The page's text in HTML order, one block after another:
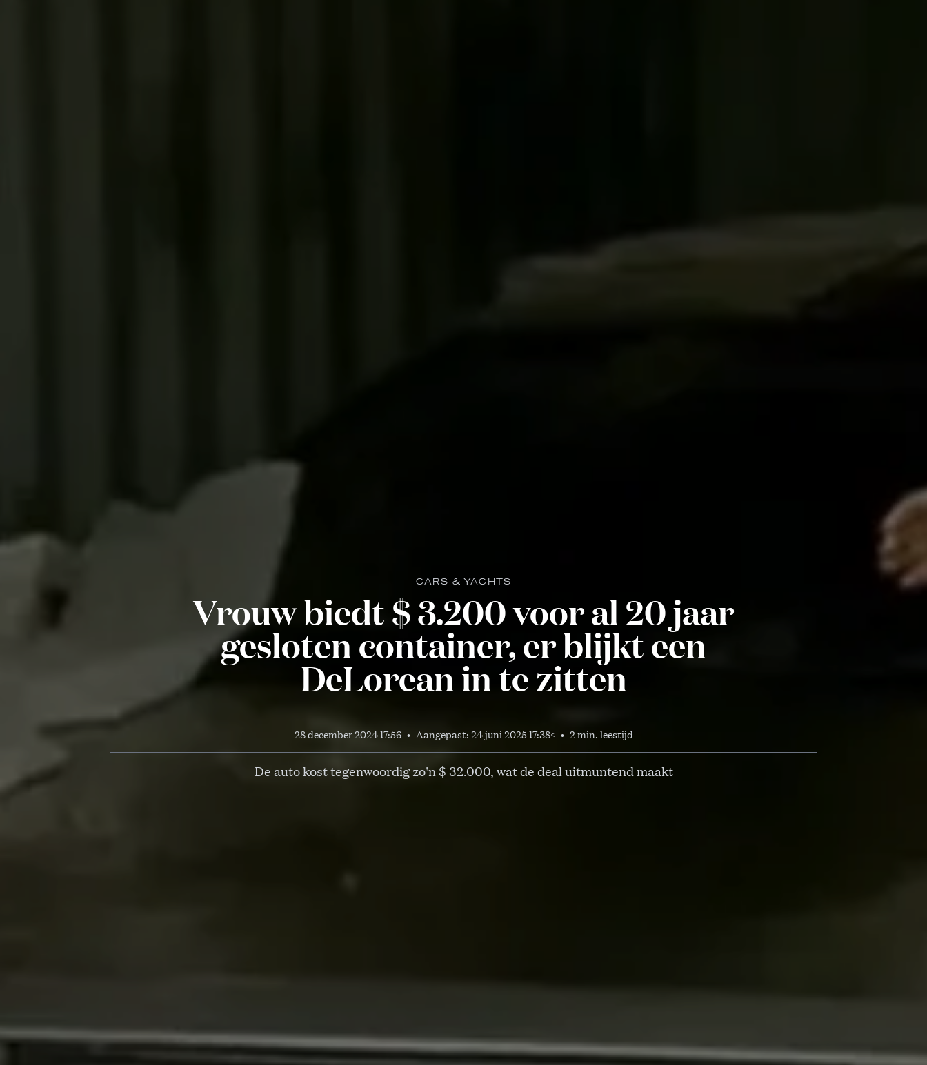
CARS & YACHTS
Vrouw biedt $ 3.200 voor al 20 jaar
gesloten container, er blijkt een
DeLorean in te zitten
28 december 2024 17:56 • Aangepast: 24 juni 2025 17:38< • 2 min. leestijd
De auto kost tegenwoordig zo'n $ 32.000, wat de deal uitmuntend maakt